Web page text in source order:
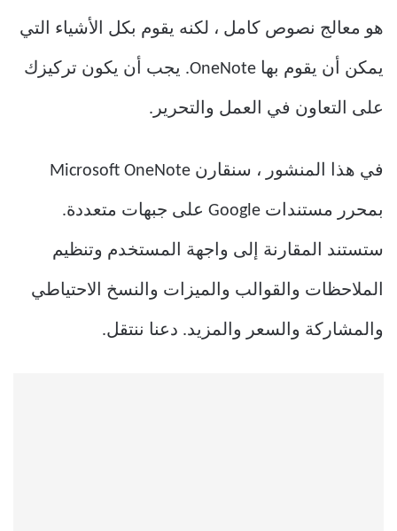
هو معالج نصوص كامل ، لكنه يقوم بكل الأشياء التي
يمكن أن يقوم بها OneNote. يجب أن يكون تركيزك
على التعاون في العمل والتحرير.
في هذا المنشور ، سنقارن Microsoft OneNote
بمحرر مستندات Google على جبهات متعددة.
ستستند المقارنة إلى واجهة المستخدم وتنظيم
الملاحظات والقوالب والميزات والنسخ الاحتياطي
والمشاركة والسعر والمزيد. دعنا ننتقل.